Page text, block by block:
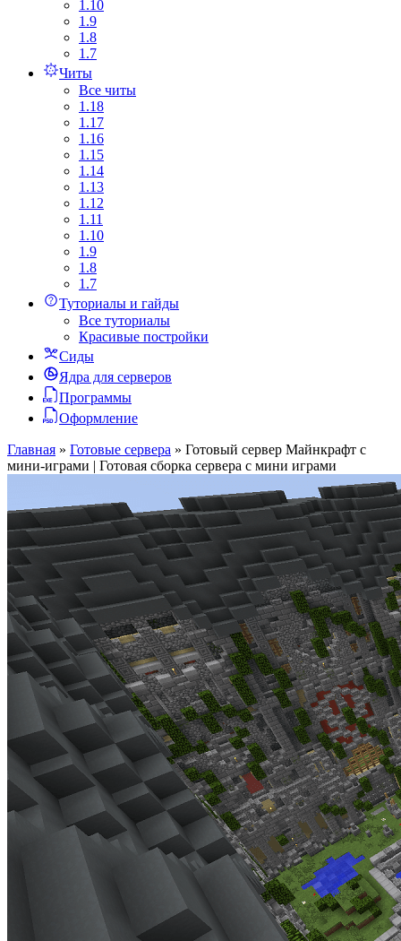
1.10
1.9
1.8
1.7
Читы
Все читы
1.18
1.17
1.16
1.15
1.14
1.13
1.12
1.11
1.10
1.9
1.8
1.7
Туториалы и гайды
Все туториалы
Красивые постройки
Сиды
Ядра для серверов
Программы
Оформление
Главная » Готовые сервера » Готовый сервер Майнкрафт с
мини-играми | Готовая сборка сервера с мини играми